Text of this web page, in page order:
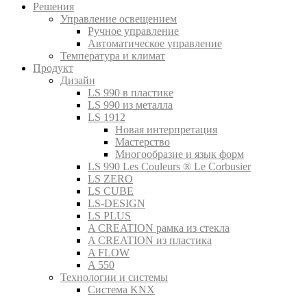
Решения
Управление освещением
Ручное управление
Автоматическое управление
Температура и климат
Продукт
Дизайн
LS 990 в пластике
LS 990 из металла
LS 1912
Новая интерпретация
Мастерство
Многообразие и язык форм
LS 990 Les Couleurs ® Le Corbusier
LS ZERO
LS CUBE
LS-DESIGN
LS PLUS
A CREATION рамка из стекла
A CREATION из пластика
A FLOW
A 550
Технологии и системы
Система KNX